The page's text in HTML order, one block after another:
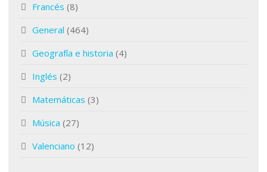
Francés (8)
General (464)
Geografía e historia (4)
Inglés (2)
Matemáticas (3)
Música (27)
Valenciano (12)